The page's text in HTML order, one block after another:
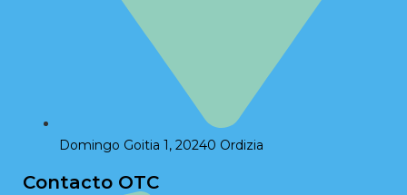
Domingo Goitia 1, 20240 Ordizia
Contacto OTC